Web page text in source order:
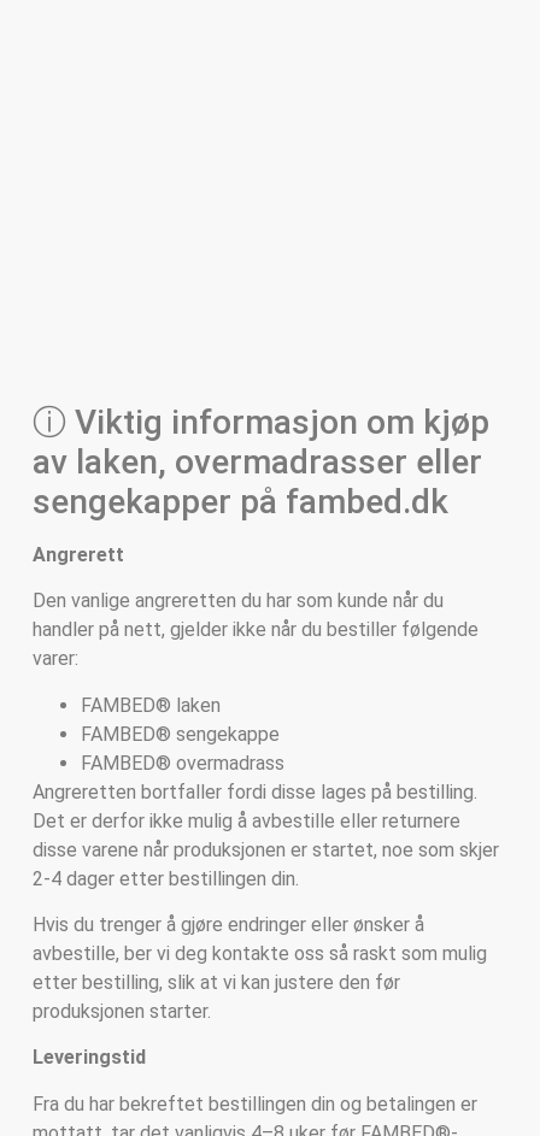
ⓘ Viktig informasjon om kjøp
av laken, overmadrasser eller
sengekapper på fambed.dk
Angrerett
Den vanlige angreretten du har som kunde når du
handler på nett, gjelder ikke når du bestiller følgende
varer:
FAMBED® laken
FAMBED® sengekappe
FAMBED® overmadrass
Angreretten bortfaller fordi disse lages på bestilling.
Det er derfor ikke mulig å avbestille eller returnere
disse varene når produksjonen er startet, noe som skjer
2-4 dager etter bestillingen din.
Hvis du trenger å gjøre endringer eller ønsker å
avbestille, ber vi deg kontakte oss så raskt som mulig
etter bestilling, slik at vi kan justere den før
produksjonen starter.
Leveringstid
Fra du har bekreftet bestillingen din og betalingen er